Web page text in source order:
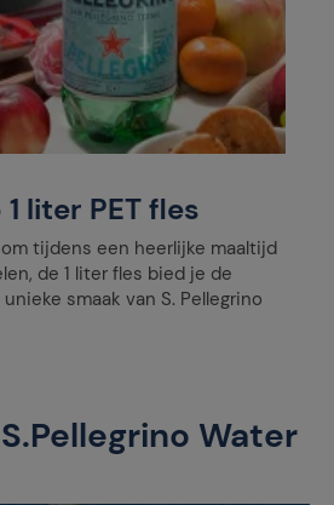
liter PET fles
tijdens een heerlijke maaltijd
de 1 liter fles bied je de
smaak van S. Pellegrino
Water